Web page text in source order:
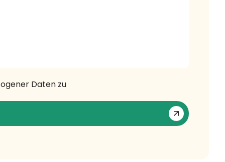
Daten zu